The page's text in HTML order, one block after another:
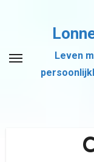
inhoud
Leven